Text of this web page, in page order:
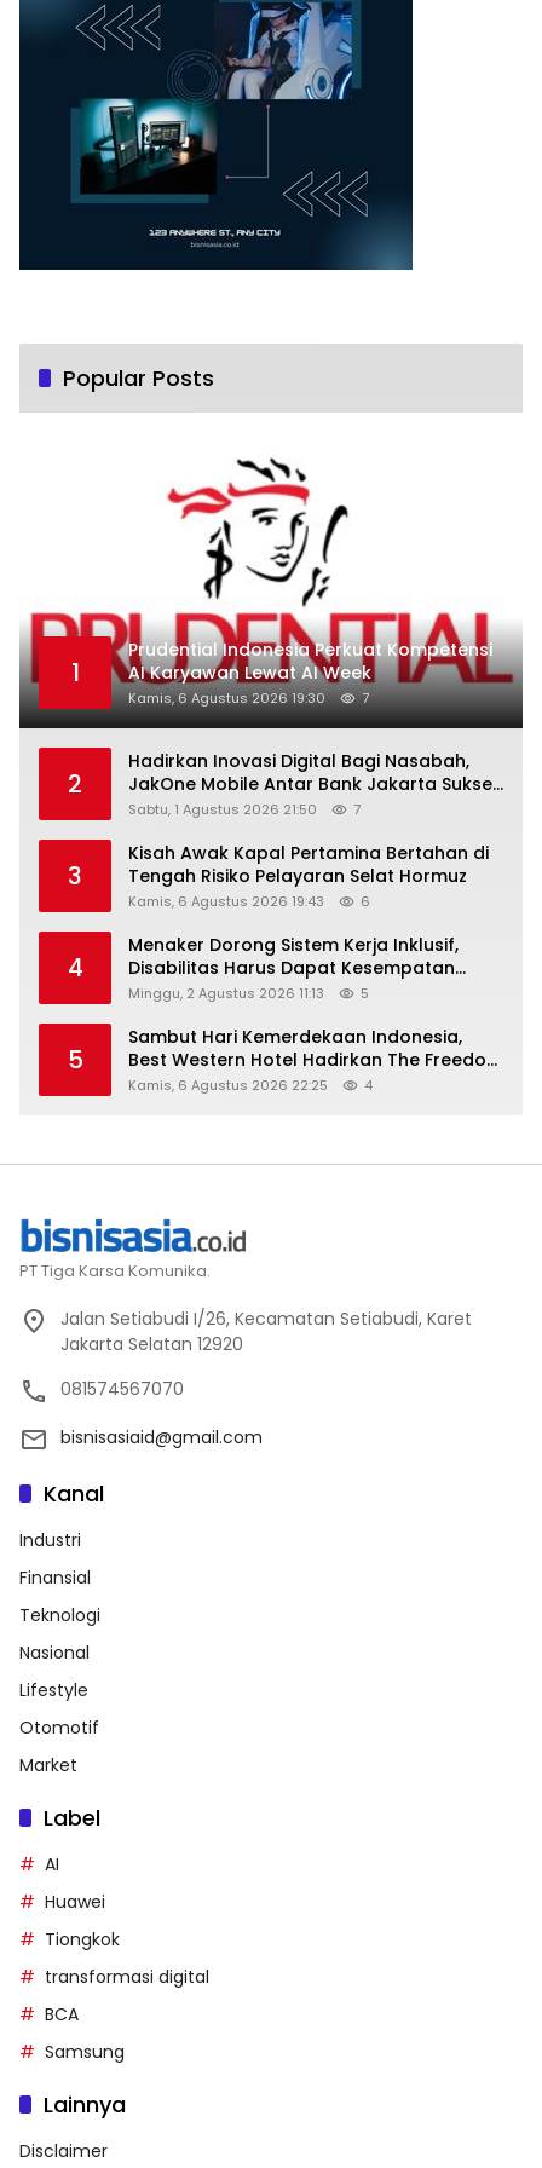
Popular Posts
1
Prudential Indonesia Perkuat Kompetensi
AI Karyawan Lewat AI Week
Kamis, 6 Agustus 2026 19:30 7
2
Hadirkan Inovasi Digital Bagi Nasabah,
JakOne Mobile Antar Bank Jakarta Sukses
Raih Digital Excellence Awards 2026
Sabtu, 1 Agustus 2026 21:50 7
3
Kisah Awak Kapal Pertamina Bertahan di
Tengah Risiko Pelayaran Selat Hormuz
Kamis, 6 Agustus 2026 19:43 6
4
Menaker Dorong Sistem Kerja Inklusif,
Disabilitas Harus Dapat Kesempatan
Setara
Minggu, 2 Agustus 2026 11:13 5
5
Sambut Hari Kemerdekaan Indonesia,
Best Western Hotel Hadirkan The Freedom
Stay Diskon Hingga 45%
Kamis, 6 Agustus 2026 22:25 4
PT Tiga Karsa Komunika.
Jalan Setiabudi I/26, Kecamatan Setiabudi, Karet
Jakarta Selatan 12920
081574567070
bisnisasiaid@gmail.com
Kanal
Industri
Finansial
Teknologi
Nasional
Lifestyle
Otomotif
Market
Label
AI
Huawei
Tiongkok
transformasi digital
BCA
Samsung
Lainnya
Disclaimer